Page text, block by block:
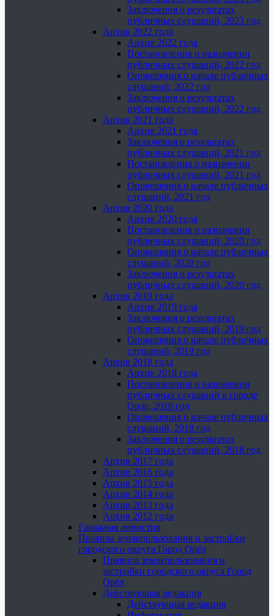
Заключения о результатах
публичных слушаний, 2023 год
Архив 2022 года
Архив 2022 года
Постановления о назначении
публичных слушаний, 2022 год
Оповещения о начале публичных
слушаний, 2022 год
Заключения о результатах
публичных слушаний, 2022 год
Архив 2021 года
Архив 2021 года
Заключения о результатах
публичных слушаний, 2021 год
Постановления о назначении
публичных слушаний, 2021 год
Оповещения о начале публичных
слушаний, 2021 год
Архив 2020 года
Архив 2020 года
Постановления о назначении
публичных слушаний, 2020 год
Оповещения о начале публичных
слушаний, 2020 год
Заключения о результатах
публичных слушаний, 2020 год
Архив 2019 года
Архив 2019 года
Заключения о результатах
публичных слушаний, 2019 год
Оповещения о начале публичных
слушаний, 2019 год
Архив 2018 года
Архив 2018 года
Постановления о назначении
публичных слушаний в городе
Орле, 2018 год
Оповещения о начале публичных
слушаний, 2018 год
Заключения о результатах
публичных слушаний, 2018 год
Архив 2017 года
Архив 2016 года
Архив 2015 года
Архив 2014 года
Архив 2013 года
Архив 2012 года
Гаражная амнистия
Правила землепользования и застройки
городского округа Город Орёл
Правила землепользования и
застройки городского округа Город
Орёл
Действующая редакция
Действующая редакция